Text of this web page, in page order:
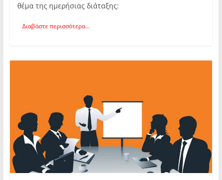
θέμα της ημερήσιας διάταξης:
Διαβάστε περισσότερα...